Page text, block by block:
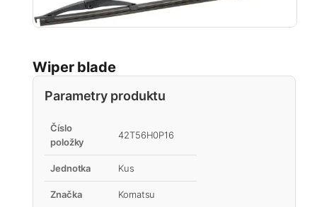
Wiper blade
Parametry produktu
Číslo
položky
42T56H0P16
Jednotka Kus
Značka Komatsu